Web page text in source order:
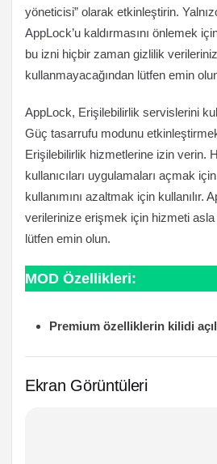
yöneticisi” olarak etkinleştirin.
AppLock’u kaldırmasını önlemek
bu izni hiçbir zaman gizlilik
kullanmayacağından lütfen emin
AppLock, Erişilebilirlik servislerini
Güç tasarrufu modunu
Erişilebilirlik hizmetlerine izin verin.
kullanıcıları uygulamaları açmak
kullanımını azaltmak için kullanılır.
verilerinize erişmek için hizmeti asla
lütfen emin olun.
MOD Özellikleri:
Premium özelliklerin kilidi
Ekran Görüntüleri